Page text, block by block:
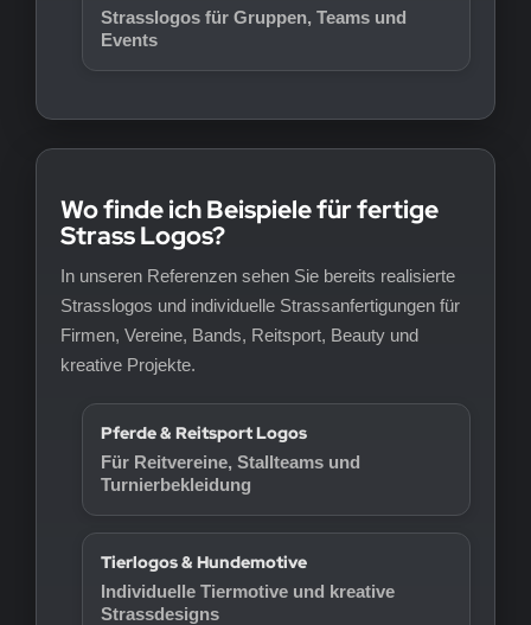
Strasslogos für Gruppen, Teams und
Events
Wo finde ich Beispiele für fertige
Strass Logos?
In unseren Referenzen sehen Sie bereits realisierte
Strasslogos und individuelle Strassanfertigungen für
Firmen, Vereine, Bands, Reitsport, Beauty und
kreative Projekte.
Pferde & Reitsport Logos
Für Reitvereine, Stallteams und
Turnierbekleidung
Tierlogos & Hundemotive
Individuelle Tiermotive und kreative
Strassdesigns